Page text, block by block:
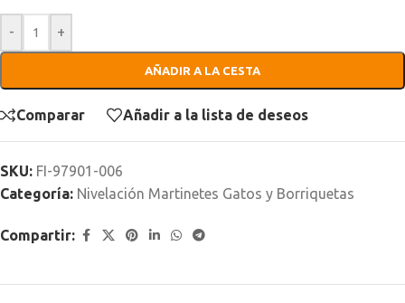
- +
AÑADIR A LA CESTA
Comparar Añadir a la lista de deseos
SKU: FI-97901-006
Categoría: Nivelación Martinetes Gatos y Borriquetas
Compartir: